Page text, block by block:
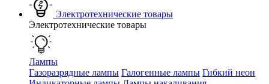
Электротехнические товары
Электротехнические товары
Лампы
Газоразрядные лампы Галогенные лампы Гибкий неон